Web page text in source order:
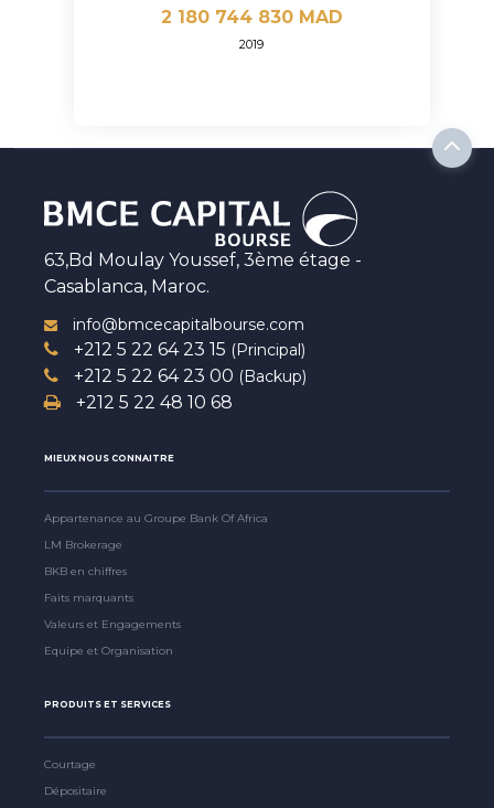
2 180 744 830 MAD
2019
63,Bd Moulay Youssef, 3ème étage -
Casablanca, Maroc.
info@bmcecapitalbourse.com
+212 5 22 64 23 15 (Principal)
+212 5 22 64 23 00 (Backup)
+212 5 22 48 10 68
MIEUX NOUS CONNAITRE
Appartenance au Groupe Bank Of Africa
LM Brokerage
BKB en chiffres
Faits marquants
Valeurs et Engagements
Equipe et Organisation
PRODUITS ET SERVICES
Courtage
Dépositaire